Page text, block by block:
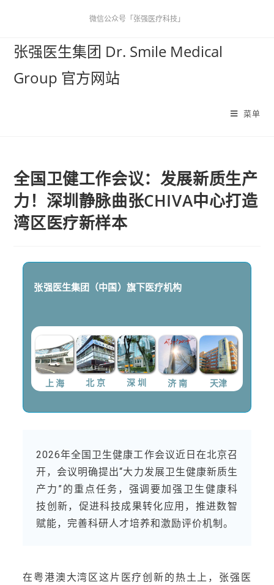
微信公众号「张强医疗科技」
张强医生集团 Dr. Smile Medical
Group 官方网站
菜单
全国卫健工作会议：发展新质生产
力！深圳静脉曲张CHIVA中心打造
湾区医疗新样本
张强医生集团（中国） 旗下医疗机构
上 海 北 京 深 圳 济 南 天津
2026年全国卫生健康工作会议近日在北京召
开，会议明确提出“大力发展卫生健康新质生
产力”的重点任务，强调要加强卫生健康科
技创新，促进科技成果转化应用，推进数智
赋能，完善科研人才培养和激励评价机制。
在粤港澳大湾区这片医疗创新的热土上，张强医